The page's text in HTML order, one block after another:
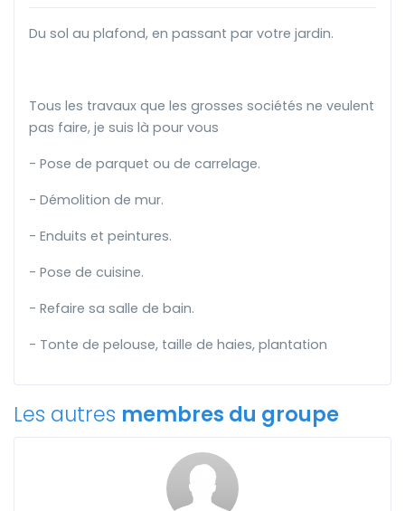
Du sol au plafond, en passant par votre jardin.
Tous les travaux que les grosses sociétés ne veulent
pas faire, je suis là pour vous
- Pose de parquet ou de carrelage.
- Démolition de mur.
- Enduits et peintures.
- Pose de cuisine.
- Refaire sa salle de bain.
- Tonte de pelouse, taille de haies, plantation
Les autres membres du groupe